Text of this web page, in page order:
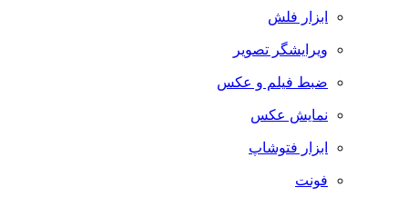
ابزار فلش
ویرایشگر تصویر
ضبط فيلم و عكس
نمایش عکس
ابزار فتوشاپ
فونت